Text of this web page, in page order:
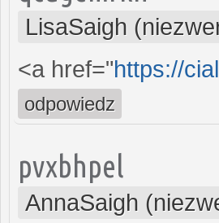
LisaSaigh
<a href="https://
odpowiedz
pvxbhpel
AnnaSaigh